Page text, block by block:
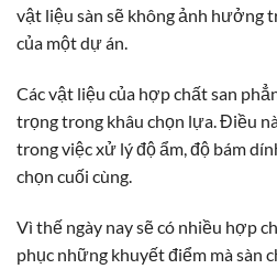
vật liệu sàn sẽ không ảnh hưởng
của một dự án.
Các vật liệu của hợp chất san
trọng trong khâu chọn lựa. Điều
trong việc xử lý độ ẩm, độ bám
chọn cuối cùng.
Vì thế ngày nay sẽ có nhiều hợp
phục những khuyết điểm mà sàn